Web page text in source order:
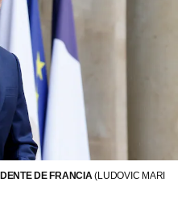
DE FRANCIA(LUDOVIC MARI